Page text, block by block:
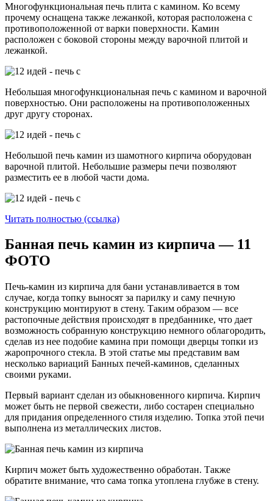
Многофункциональная печь плита с камином. Ко всему
прочему оснащена также лежанкой, которая расположена с
противоположенной от варки поверхности. Камин
расположен с боковой стороны между варочной плитой и
лежанкой.
Небольшая многофункциональная печь с камином и варочной
поверхностью. Они расположены на противоположенных
друг другу сторонах.
Небольшой печь камин из шамотного кирпича оборудован
варочной плитой. Небольшие размеры печи позволяют
разместить ее в любой части дома.
Читать полностью (ссылка)
Банная печь камин из кирпича — 11
ФОТО
Печь-камин из кирпича для бани устанавливается в том
случае, когда топку выносят за парилку и саму печную
конструкцию монтируют в стену. Таким образом — все
растопочные действия происходят в предбаннике, что дает
возможность собранную конструкцию немного облагородить,
сделав из нее подобие камина при помощи дверцы топки из
жаропрочного стекла. В этой статье мы представим вам
несколько вариаций Банных печей-каминов, сделанных
своими руками.
Первый вариант сделан из обыкновенного кирпича. Кирпич
может быть не первой свежести, либо состарен специально
для придания определенного стиля изделию. Топка этой печи
выполнена из металлических листов.
Кирпич может быть художественно обработан. Также
обратите внимание, что сама топка утоплена глубже в стену.